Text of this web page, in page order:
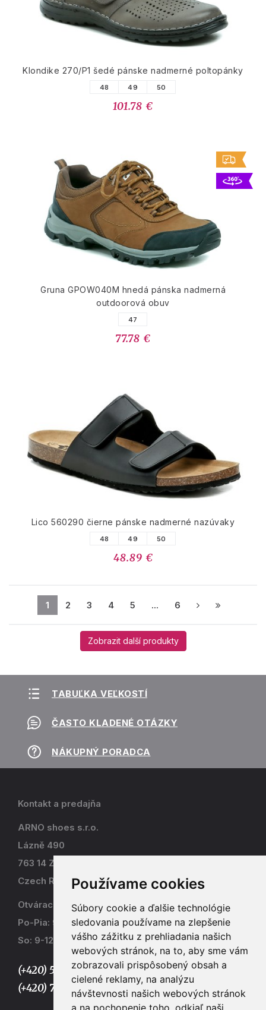
Používame cookies
Súbory cookie a ďalšie technológie
sledovania používame na zlepšenie
vášho zážitku z prehliadania našich
webových stránok, na to, aby sme vám
zobrazovali prispôsobený obsah a
cielené reklamy, na analýzu
návštevnosti našich webových stránok
a na pochopenie toho, odkiaľ naši
Klondike 270/P1 šedé pánske nadmerné poltopánky
48 49 50
101.78 €
Gruna GPOW040M hnedá pánska nadmerná
outdoorová obuv
47
77.78 €
Lico 560290 čierne pánske nadmerné nazúvaky
48 49 50
48.89 €
1 2 3 4 5 ... 6
Zobrazit další produkty
TABUĽKA VEĽKOSTÍ
ČASTO KLADENÉ OTÁZKY
NÁKUPNÝ PORADCA
Kontakt a predajňa
ARNO shoes s.r.o.
Lázně 490
763 14 Zlín - Kostelec
Czech Republic
Otváracia doba
Po-Pia: 9-17
So: 9-12
(+420) 577 915 036,
(+420) 773 667 390